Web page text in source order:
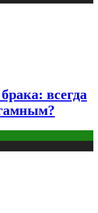
всегда